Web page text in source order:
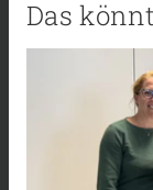
Das